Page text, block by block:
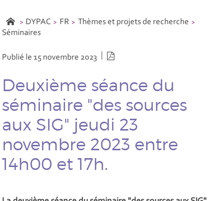
DYPAC FR
Thèmes et projets de recherche
Séminaires
Publié le 15 novembre 2023
Deuxième séance du
séminaire "des sources
aux SIG" jeudi 23
novembre 2023 entre
14h00 et 17h.